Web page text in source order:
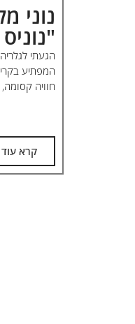
נוני
הגעתי
המפתיע
חוויה
קרא